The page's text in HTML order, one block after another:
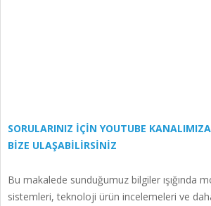
SORULARINIZ İÇİN YOUTUBE
BİZE ULAŞABİLİRSİNİZ
Bu makalede sunduğumuz bilgiler ışığında
sistemleri, teknoloji ürün incelemeleri ve